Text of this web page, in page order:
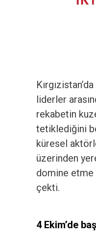
liderler
rekabetin
tetiklediğini
küresel
üzerinden
domine etme
çekti.
4 Ekim’de